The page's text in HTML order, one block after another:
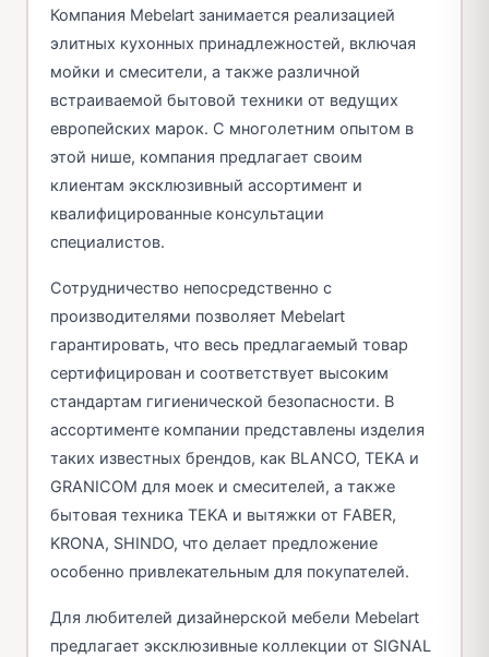
Компания Mebelart занимается реализацией
элитных кухонных принадлежностей, включая
мойки и смесители, а также различной
встраиваемой бытовой техники от ведущих
европейских марок. С многолетним опытом в
этой нише, компания предлагает своим
клиентам эксклюзивный ассортимент и
квалифицированные консультации
специалистов.
Сотрудничество непосредственно с
производителями позволяет Mebelart
гарантировать, что весь предлагаемый товар
сертифицирован и соответствует высоким
стандартам гигиенической безопасности. В
ассортименте компании представлены изделия
таких известных брендов, как BLANCO, TEKA и
GRANICOM для моек и смесителей, а также
бытовая техника TEKA и вытяжки от FABER,
KRONA, SHINDO, что делает предложение
особенно привлекательным для покупателей.
Для любителей дизайнерской мебели Mebelart
предлагает эксклюзивные коллекции от SIGNAL